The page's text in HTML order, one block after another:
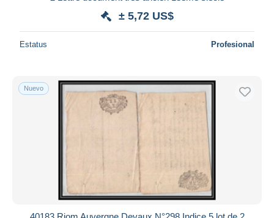
± 5,72 US$
Estatus Profesional
Nuevo